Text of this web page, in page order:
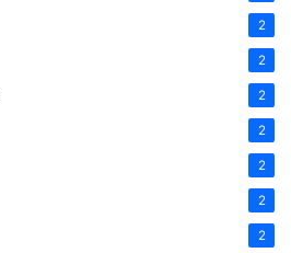
2
2
2
2
2
2
2